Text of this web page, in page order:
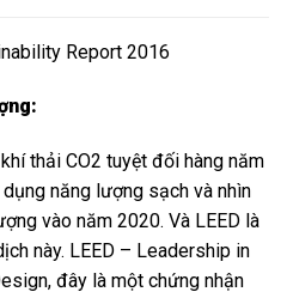
Report 2016
thải CO2 tuyệt đối hàng năm
năng lượng sạch và nhìn
vào năm 2020. Và LEED là
này. LEED – Leadership in
đây là một chứng nhận